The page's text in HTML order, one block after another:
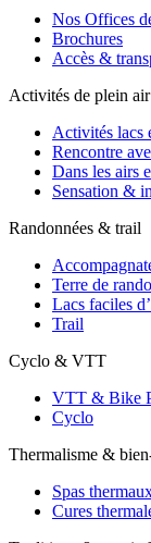
Nos Offices
Brochures
Accès &
Activités de plein air
Activités lacs
Rencontre
Dans les airs
Sensation &
Randonnées & trail
Terre de
Lacs faciles
Trail
Cyclo & VTT
VTT & Bike
Cyclo
Thermalisme &
Spas
Cures